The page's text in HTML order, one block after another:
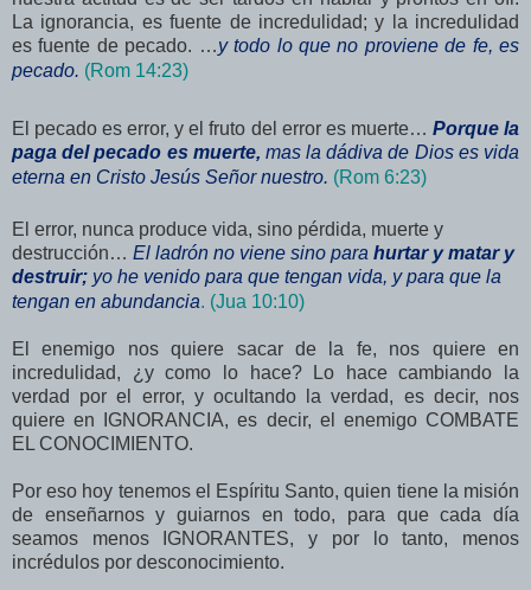
La ignorancia, es fuente de incredulidad; y la incredulidad
es fuente de pecado. …y todo lo que no proviene de fe, es
pecado. (Rom 14:23)
El pecado es error, y el fruto del error es muerte… Porque la
paga del pecado es muerte, mas la dádiva de Dios es vida
eterna en Cristo Jesús Señor nuestro. (Rom 6:23)
El error, nunca produce vida, sino pérdida, muerte y
destrucción… El ladrón no viene sino para hurtar y matar y
destruir; yo he venido para que tengan vida, y para que la
tengan en abundancia. (Jua 10:10)
El enemigo nos quiere sacar de la fe, nos quiere en
incredulidad, ¿y como lo hace? Lo hace cambiando la
verdad por el error, y ocultando la verdad, es decir, nos
quiere en IGNORANCIA, es decir, el enemigo COMBATE
EL CONOCIMIENTO.
Por eso hoy tenemos el Espíritu Santo, quien tiene la misión
de enseñarnos y guiarnos en todo, para que cada día
seamos menos IGNORANTES, y por lo tanto, menos
incrédulos por desconocimiento.